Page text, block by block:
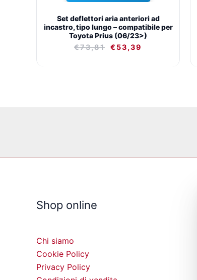
Set deflettori aria anteriori ad
incastro, tipo lungo – compatibile per
Toyota Prius (06/23>)
€73,81 € 53,39
Shop online
Chi siamo
Cookie Policy
Privacy Policy